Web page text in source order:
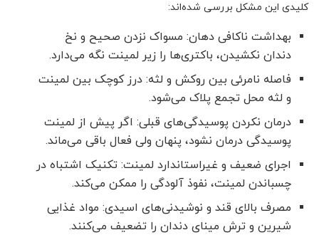
کلیدی این مشکل بررسی شده‌اند:
بهداشت ناکافی دهان: مسواک نزدن صحیح و نخ
دندان نکشیدن، باکتری‌ها را زیر لمینت نگه می‌دارد.
فاصله نامرئی بین روکش و لثه: درز کوچک بین لمینت
و لثه محل تجمع پلاک می‌شود.
درمان نکردن پوسیدگی‌های قبلی: اگر پیش از لمینت
پوسیدگی درمان نشود، پنهان ولی فعال باقی می‌ماند.
اجرای ضعیف و غیراستاندارد لمینت: تکنیک اشتباه در
چسباندن لمینت، نفوذ آلودگی را ممکن می‌کند.
مصرف بالای قند و نوشیدنی‌های اسیدی: مواد غذایی
شیرین و ترش مینای دندان را تضعیف می‌کنند.